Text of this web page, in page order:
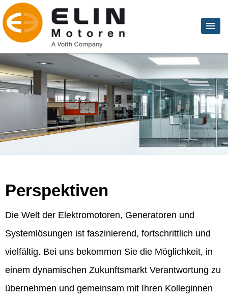
Perspektiven
Die Welt der Elektromotoren, Generatoren und
Systemlösungen ist faszinierend, fortschrittlich und
vielfältig. Bei uns bekommen Sie die Möglichkeit, in
einem dynamischen Zukunftsmarkt Verantwortung zu
übernehmen und gemeinsam mit Ihren Kolleginnen